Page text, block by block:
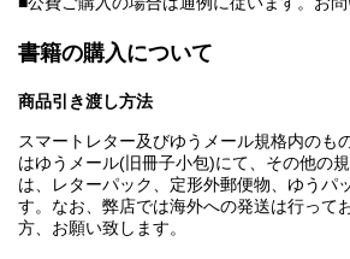
書籍の購入について
商品引き渡し方法
スマートレター及びゆうメール規格内のも
はゆうメール(旧冊子小包)にて、その他の
は、レターパック、定形外郵便物、ゆうパ
す。なお、弊店では海外への発送は行って
方、お願い致します。